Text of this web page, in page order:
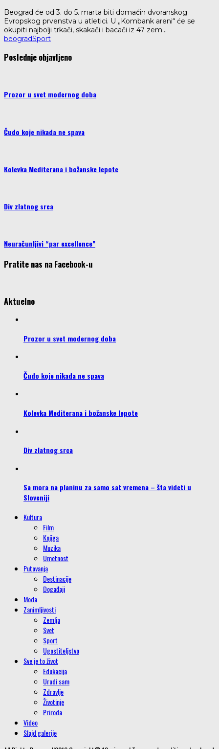
Beograd će od 3. do 5. marta biti domaćin dvoranskog
Evropskog prvenstva u atletici. U „Kombank areni“ će se
okupiti najbolji trkači, skakači i bacači iz 47 zem...
beogradSport
Poslednje objavljeno
Prozor u svet modernog doba
Čudo koje nikada ne spava
Kolevka Mediterana i božanske lepote
Div zlatnog srca
Neuračunljivi “par excellence”
Pratite nas na Facebook-u
Aktuelno
Prozor u svet modernog doba
Čudo koje nikada ne spava
Kolevka Mediterana i božanske lepote
Div zlatnog srca
Sa mora na planinu za samo sat vremena – šta videti u
Sloveniji
Kultura
Film
Knjiga
Muzika
Umetnost
Putovanja
Destinacije
Događaji
Moda
Zanimljivosti
Zemlja
Svet
Sport
Ugostiteljstvo
Sve je to život
Edukacija
Uradi sam
Zdravlje
Životinje
Priroda
Video
Slajd galerije